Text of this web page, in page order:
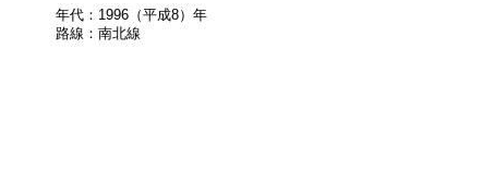
年代：1996（平成8）年
路線：南北線